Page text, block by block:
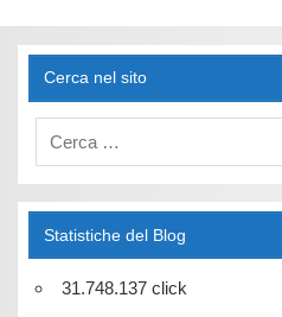
Cerca nel sito
Statistiche del Blog
31.748.137 click